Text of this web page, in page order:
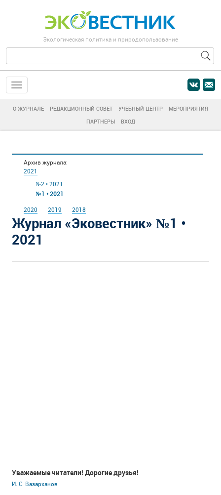
Экологическая политика и природопользование
О ЖУРНАЛЕ РЕДАКЦИОННЫЙ СОВЕТ УЧЕБНЫЙ ЦЕНТР
МЕРОПРИЯТИЯ
ПАРТНЕРЫ
ВХОД
Архив журнала:
2021
№2 • 2021
№1 • 2021
2020 2019 2018
Журнал «Эковестник» №1 •
2021
Уважаемые читатели! Дорогие друзья!
И. С. Вазарханов